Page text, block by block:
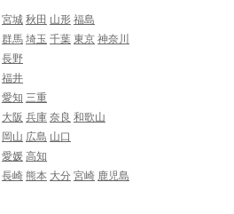
宮城 秋田 山形 福島
群馬 埼玉 千葉 東京 神奈川
長野
福井
愛知 三重
大阪 兵庫 奈良 和歌山
岡山 広島 山口
愛媛 高知
長崎 熊本 大分 宮崎 鹿児島